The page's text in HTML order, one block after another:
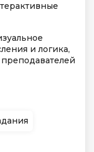
и логика,